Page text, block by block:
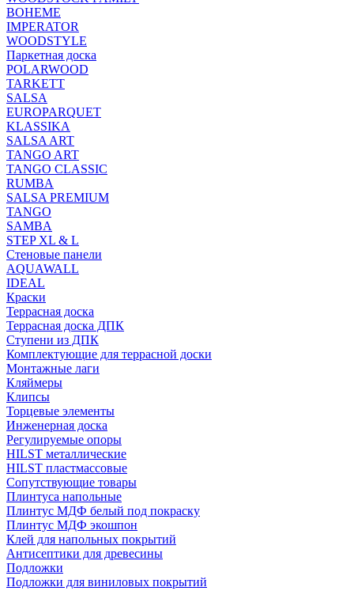
BOHEME
IMPERATOR
WOODSTYLE
Паркетная доска
POLARWOOD
TARKETT
SALSA
EUROPARQUET
KLASSIKA
SALSA ART
TANGO ART
TANGO CLASSIC
RUMBA
SALSA PREMIUM
TANGO
SAMBA
STEP XL & L
Стеновые панели
AQUAWALL
IDEAL
Краски
Террасная доска
Террасная доска ДПК
Ступени из ДПК
Комплектующие для террасной доски
Монтажные лаги
Кляймеры
Клипсы
Торцевые элементы
Инженерная доска
Регулируемые опоры
HILST металлические
HILST пластмассовые
Сопутствующие товары
Плинтуса напольные
Плинтус МДФ белый под покраску
Плинтус МДФ экошпон
Клей для напольных покрытий
Антисептики для древесины
Подложки
Подложки для виниловых покрытий